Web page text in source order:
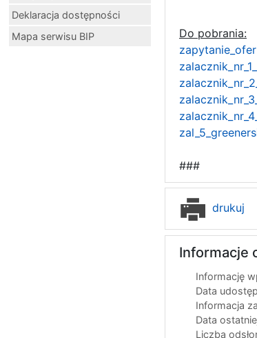
Deklaracja dostępności
Mapa serwisu BIP
Do pobrania:
###
drukuj
Informacje
Informację
Data
Informacja
Data
Liczba